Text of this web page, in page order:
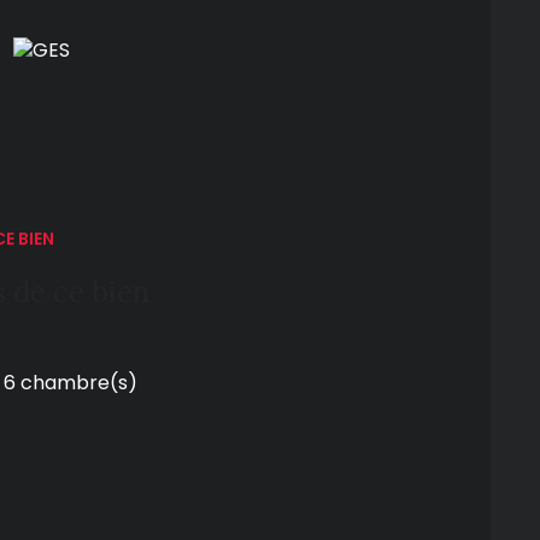
BIEN
6 chambre(s)